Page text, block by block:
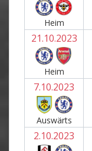
Heim
21.10.2023
Heim
7.10.2023
Auswärts
2.10.2023